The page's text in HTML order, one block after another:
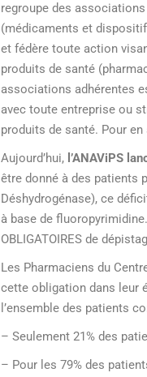
regroupe des
(médicaments et
et fédère toute action
produits de santé
associations adhérentes
avec toute entreprise ou
produits de santé. Pour
Aujourd’hui, l’ANAViPS
être donné à des patients
Déshydrogénase), ce
à base de
OBLIGATOIRES de
Les Pharmaciens du
cette obligation dans leur
l’ensemble des patients
– Seulement 21% des
– Pour les 79% des